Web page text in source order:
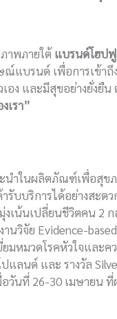
าพภายใต้แบรนด์โฮป
บรนด์ เพื่อการเข้าถึ
ง และมีสุขอย่างยั่ง
เรา”
ำในผลิตภัณฑ์เพื่อสุขภ
บบริการได้อย่างสะ
งเน้นเปลี่ยนชีวิตคน
นวิจัย Evidence-
มหมวดโรคหัวใจแล
แลนด์ และ รางวัล
วันที่ 26-30 เมษายน ที่